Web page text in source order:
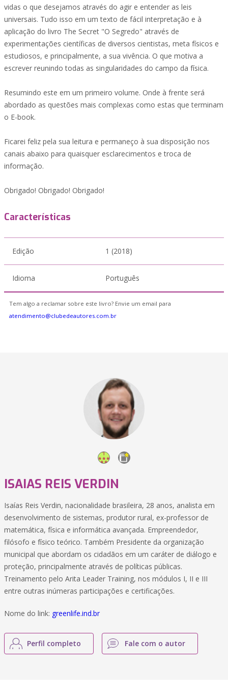
vidas o que desejamos através do agir e entender as leis
universais. Tudo isso em um texto de fácil interpretação e à
aplicação do livro The Secret "O Segredo" através de
experimentações científicas de diversos cientistas, meta físicos e
estudiosos, e principalmente, a sua vivência. O que motiva a
escrever reunindo todas as singularidades do campo da física.
Resumindo este em um primeiro volume. Onde à frente será
abordado as questões mais complexas como estas que terminam
o E-book.
Ficarei feliz pela sua leitura e permaneço à sua disposição nos
canais abaixo para quaisquer esclarecimentos e troca de
informação.
Obrigado! Obrigado! Obrigado!
Características
Edição 1 (2018)
Idioma Português
Tem algo a reclamar sobre este livro? Envie um email para
atendimento@clubedeautores.com.br
ISAIAS REIS VERDIN
Isaías Reis Verdin, nacionalidade brasileira, 28 anos, analista em
desenvolvimento de sistemas, produtor rural, ex-professor de
matemática, física e informática avançada. Empreendedor,
filósofo e físico teórico. Também Presidente da organização
municipal que abordam os cidadãos em um caráter de diálogo e
proteção, principalmente através de políticas públicas.
Treinamento pelo Arita Leader Training, nos módulos I, II e III
entre outras inúmeras participações e certificações.
Nome do link: greenlife.ind.br
Perfil completo Fale com o autor